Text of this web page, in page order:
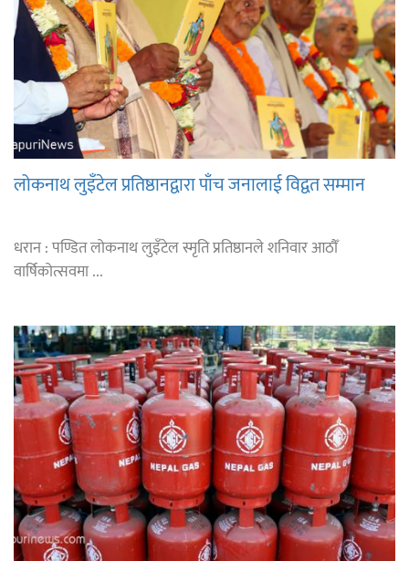
लोकनाथ लुइँटेल प्रतिष्ठानद्वारा पाँच जनालाई विद्वत सम्मान
धरान : पण्डित लोकनाथ लुइँटेल स्मृति प्रतिष्ठानले शनिवार आठौँ
वार्षिकोत्सवमा ...